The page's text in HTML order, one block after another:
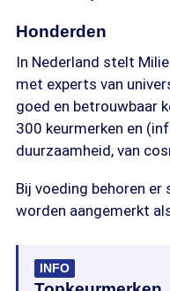
Honderden
In Nederland stelt
met experts van
goed en betrouwbaar
300 keurmerken en
duurzaamheid, van
Bij voeding behoren
worden aangemerkt
INFO